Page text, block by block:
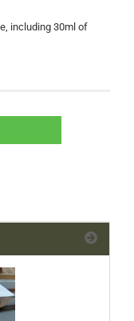
including 30ml of